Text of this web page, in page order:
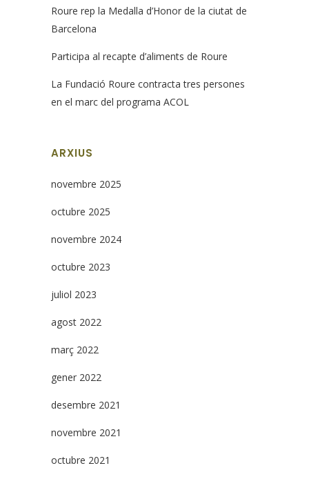
Roure rep la Medalla d’Honor de la ciutat de
Barcelona
Participa al recapte d’aliments de Roure
La Fundació Roure contracta tres persones
en el marc del programa ACOL
ARXIUS
novembre 2025
octubre 2025
novembre 2024
octubre 2023
juliol 2023
agost 2022
març 2022
gener 2022
desembre 2021
novembre 2021
octubre 2021